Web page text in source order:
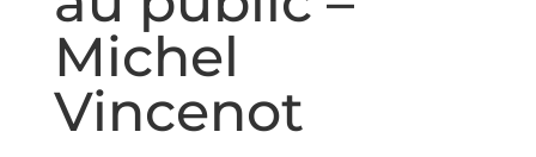
Michel
Vincenot